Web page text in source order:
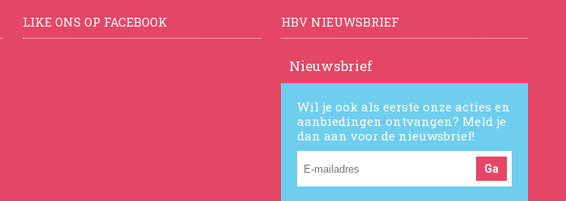
LIKE ONS OP FACEBOOK HBV NIEUWSBRIEF
Nieuwsbrief
Wil je ook als eerste onze acties en
aanbiedingen ontvangen? Meld je
dan aan voor de nieuwsbrief!
Ga